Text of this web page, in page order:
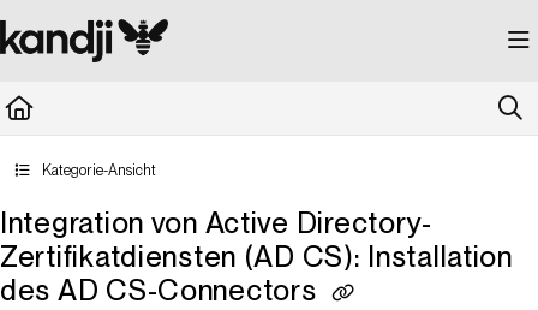
Documentation Index
Fetch the complete documentation index at: https://kandji.document360.io/
Kategorie-Ansicht
Integration von Active Directory-
Zertifikatdiensten (AD CS): Installation
des AD CS-Connectors